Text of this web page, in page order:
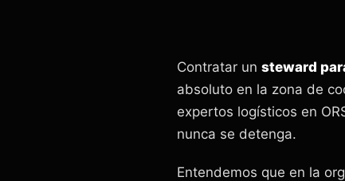
Contratar un steward
absoluto en la zona de
expertos logísticos en
nunca se detenga.
Entendemos que en la